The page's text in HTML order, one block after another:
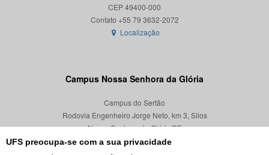
UFS preocupa-se com a sua privacidade
CEP 49400-000
Localização
Campus Nossa Senhora da Glória
Campus do Sertão
Rodovia Engenheiro Jorge Neto, km 3, Silos
Nossa Senhora da Glória/SE
CEP 49680-000